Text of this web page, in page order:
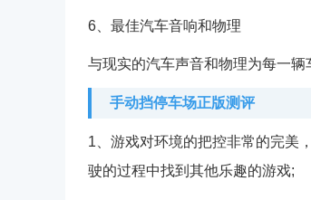
6、最佳汽车音响和物理
与现实的汽车声音和物理为每一辆
手动挡停车场正版测评
1、游戏对环境的把控非常的完美
驶的过程中找到其他乐趣的游戏;